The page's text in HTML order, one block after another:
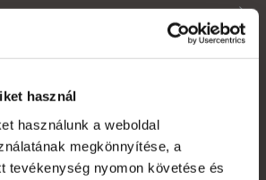
használ
használunk a weboldal
megkönnyítése, a
tevékenység nyomon követése és
technológiák